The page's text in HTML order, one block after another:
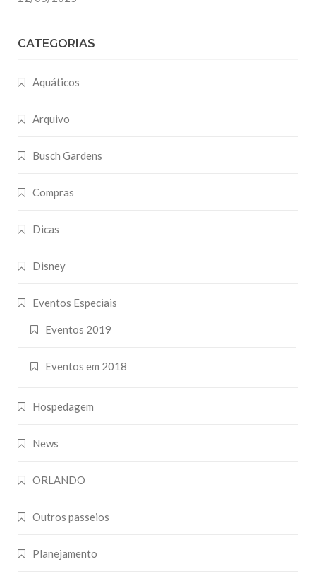
CATEGORIAS
Aquáticos
Arquivo
Busch Gardens
Compras
Dicas
Disney
Eventos Especiais
Eventos 2019
Eventos em 2018
Hospedagem
News
ORLANDO
Outros passeios
Planejamento